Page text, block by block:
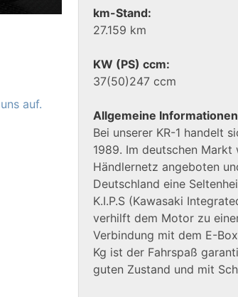
auf.
km-Stand:
27.159 km
KW (PS) ccm:
37(50)247 ccm
Allgemeine
Bei unserer KR-1 handelt
1989. Im deutschen
Händlernetz angeboten
Deutschland eine
K.I.P.S (Kawasaki
verhilft dem Motor zu
Verbindung mit dem E-
Kg ist der Fahrspaß
guten Zustand und mit